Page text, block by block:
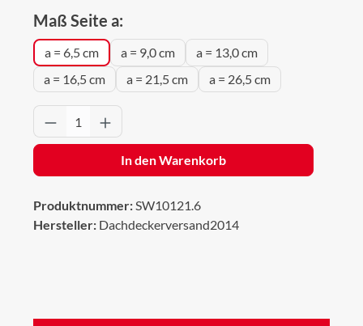
Maß Seite a:
a = 6,5 cm a = 9,0 cm
a = 13,0 cm
a = 16,5 cm
a = 21,5 cm a = 26,5 cm
Produkt Anzahl: Gib den gewünschten
In den Warenkorb
Produktnummer:SW10121.6
Hersteller: Dachdeckerversand2014